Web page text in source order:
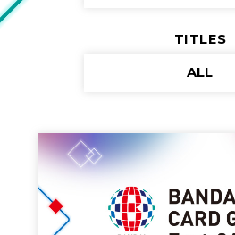
TITLES
ALL